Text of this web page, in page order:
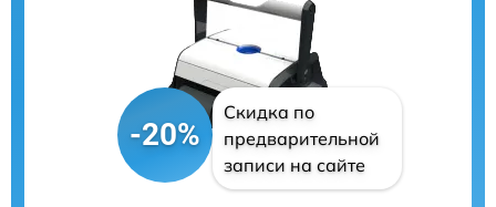
-20%
Скидка по
предварительной
записи на сайте